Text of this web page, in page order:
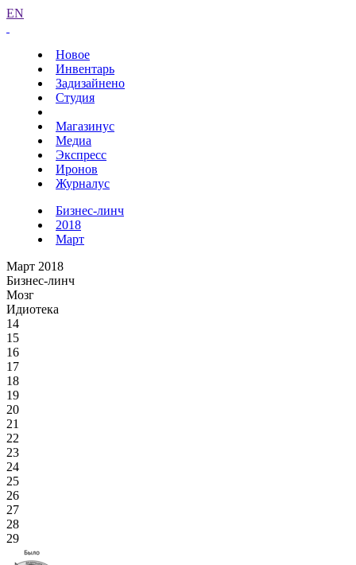
EN
Новое
Инвентарь
Задизайнено
Студия
Магазинус
Медиа
Экспресс
Иронов
Журналус
Бизнес-линч
2018
Март
Март 2018
Бизнес-линч
Мозг
Идиотека
14
15
16
17
18
19
20
21
22
23
24
25
26
27
28
29